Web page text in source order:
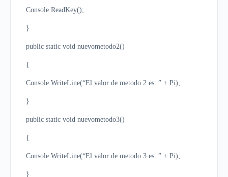
Console.ReadKey();
}
public static void nuevometodo2()
{
Console.WriteLine(“El valor de metodo 2 es: ” + Pi);
}
public static void nuevometodo3()
{
Console.WriteLine(“El valor de metodo 3 es: ” + Pi);
}